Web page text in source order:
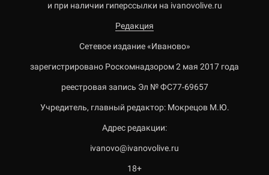
и при наличии гиперссылки на ivanovolive.ru
Редакция
Сетевое издание «Иваново»
зарегистрировано Роскомнадзором 2 мая 2017 года
реестровая запись Эл № ФС77-69657
Учредитель, главный редактор: Мокрецов М.Ю.
Адрес редакции:
ivanovo@ivanovolive.ru
18+